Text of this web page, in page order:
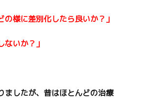
様に差別化したら良いか？」
いか？」
ましたが、昔はほとんどの治療